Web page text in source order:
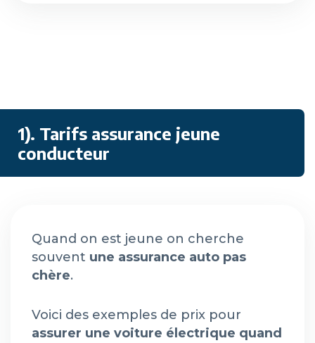
1). Tarifs assurance jeune
conducteur
Quand on est jeune on cherche
souvent une assurance auto pas
chère.
Voici des exemples de prix pour
assurer une voiture électrique quand